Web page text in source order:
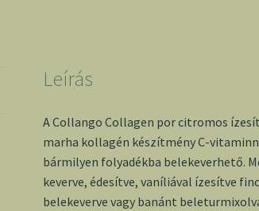
Leírás
A Collango Collagen por citromos
marha kollagén készítmény C-
bármilyen folyadékba belekeverhető.
keverve, édesítve, vaníliával ízesítve
belekeverve vagy banánt